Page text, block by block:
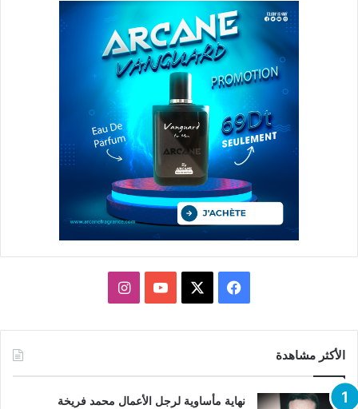
فيسبوك يوتيوبانستقرام
الأكثر مشاهدة
نهاية مأساوية لرجل الأعمال محمد فريخة